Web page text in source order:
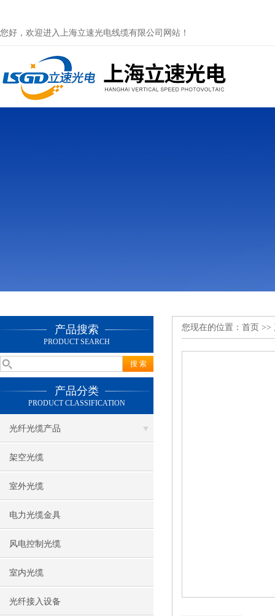
您好，欢迎进入上海立速光电线缆有限公司网站！
产品搜索
PRODUCT SEARCH
产品分类
PRODUCT CLASSIFICATION
光纤光缆产品
架空光缆
室外光缆
电力光缆金具
风电控制光缆
室内光缆
光纤接入设备
您现在的位置： 首页 >>